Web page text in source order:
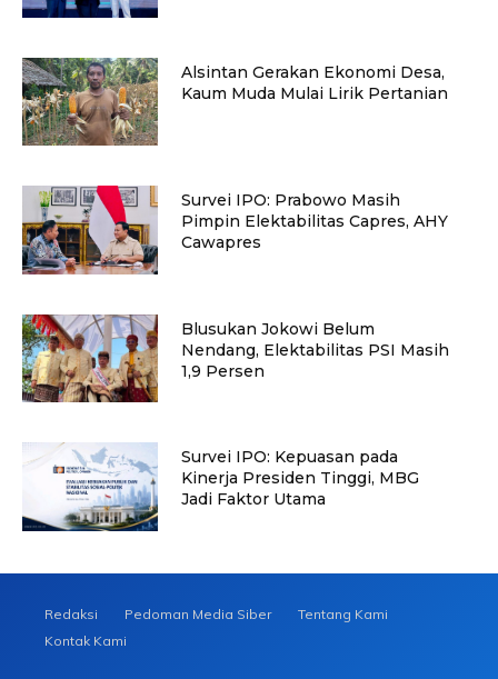
Alsintan Gerakan Ekonomi Desa,
Kaum Muda Mulai Lirik Pertanian
Survei IPO: Prabowo Masih
Pimpin Elektabilitas Capres, AHY
Cawapres
Blusukan Jokowi Belum
Nendang, Elektabilitas PSI Masih
1,9 Persen
Survei IPO: Kepuasan pada
Kinerja Presiden Tinggi, MBG
Jadi Faktor Utama
Redaksi Pedoman Media Siber
Tentang Kami
Kontak Kami